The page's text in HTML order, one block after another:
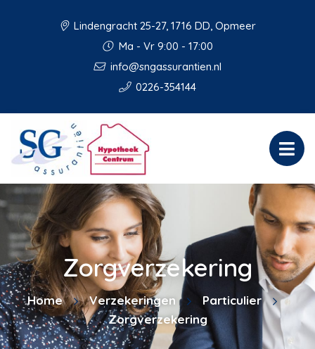
Lindengracht 25-27, 1716 DD, Opmeer
Ma - Vr 9:00 - 17:00
info@sngassurantien.nl
0226-354144
Zorgverzekering
Home Verzekeringen
Particulier
Zorgverzekering